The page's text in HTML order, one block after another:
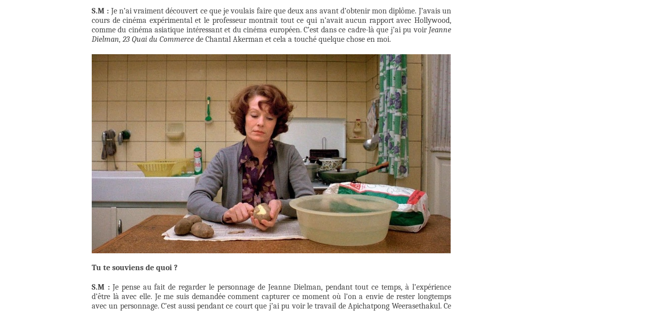
S.M : Je n’ai vraiment découvert ce que je voulais faire que deux ans avant d’obtenir mon diplôme. J’avais un
cours de cinéma expérimental et le professeur montrait tout ce qui n’avait aucun rapport avec Hollywood,
comme du cinéma asiatique intéressant et du cinéma européen. C’est dans ce cadre-là que j’ai pu voir Jeanne
Dielman, 23 Quai du Commerce de Chantal Akerman et cela a touché quelque chose en moi.
Tu te souviens de quoi ?
S.M :Je pense au fait de regarder le personnage de Jeanne Dielman, pendant tout ce temps, à l’expérience
d’être là avec elle. Je me suis demandée comment capturer ce moment où l’on a envie de rester longtemps
avec un personnage. C’est aussi pendant ce court que j’ai pu voir le travail de Apichatpong Weerasethakul. Ce